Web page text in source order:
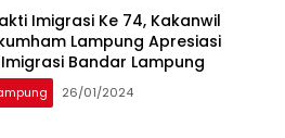
Imigrasi Ke 74, Kakanwil
Lampung Apresiasi
Bandar Lampung
26/01/2024